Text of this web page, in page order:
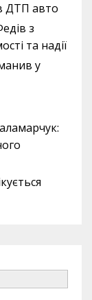
ДТП авто
з
та надії
у